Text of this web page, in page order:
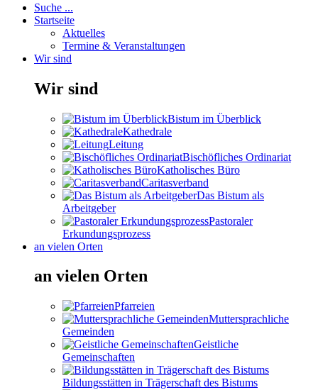
Suche ...
Startseite
Aktuelles
Termine & Veranstaltungen
Wir sind
Wir sind
Bistum im Überblick
Kathedrale
Leitung
Bischöfliches Ordinariat
Katholisches Büro
Caritasverband
Das Bistum als
Arbeitgeber
Pastoraler
Erkundungsprozess
an vielen Orten
an vielen Orten
Pfarreien
Muttersprachliche
Gemeinden
Geistliche
Gemeinschaften
Bildungsstätten in Trägerschaft des Bistums